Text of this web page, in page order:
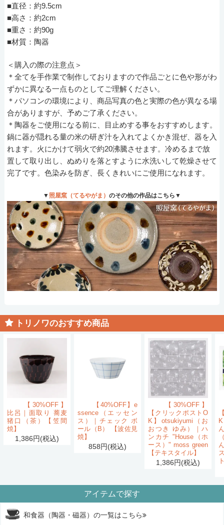
■直径：約9.5cm
■高さ：約2cm
■重さ：約90g
■材質：陶器
＜購入の際の注意点＞
＊全てを手作業で制作しておりますので作品ごとに色や形がわ
ずかに異なる一点ものとしてご理解ください。
＊パソコンの環境により、商品写真の色と実際の色が異なる場
合がありますが、予めご了承ください。
＊陶器をご使用になる前に、目止めする事をおすすめします。
鍋に器が隠れる量の米の研ぎ汁を入れてよくかき混ぜ、器を入
れます。火にかけて弱火で約20沸騰させます。冷めるまで放
置して取り出し、ぬめりを落とすように水洗いして乾燥させて
完了です。色染みを防ぎ、長くきれいにご使用になれます。
▼ 照屋窯（てるやがま） のその他の作品はこちら▼
トリノワのおすすめ商品
【30%OFF】
比呂｜面取り 蕎麦
猪口（茶）【笠間
焼】
1,386円(税込)
【40%OFF】e
ssence（エッセン
ス）｜チェック ボ
ール（B） 【波佐見
焼】
858円(税込)
【30%OFF】
【クリックポストO
K】otsukiyumi（お
おつき ゆみ）｜ハ
ンカチ "House（ホ
ース）" moss green
【テキスタイル】
1,386円(税込)
アイテムで探す
和食器（陶器・磁器）の一覧はこちら